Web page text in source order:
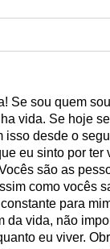
Se sou quem
vida. Se hoje
isso desde o
eu sinto por ter
são as
como vocês
para
da vida, não
eu viver.